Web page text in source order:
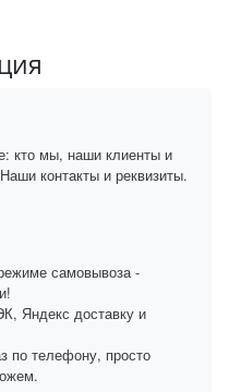
кто мы, наши клиенты и
контакты и реквизиты.
самовывоза -
Яндекс доставку и
по телефону, просто